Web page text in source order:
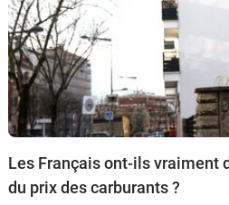
Les Français ont-ils vraiment
du prix des carburants ?